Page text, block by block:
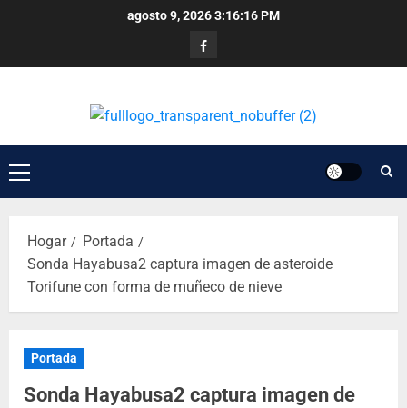
agosto 9, 20263:16:16 PM
Hogar
Portada
Sonda Hayabusa2 captura imagen de asteroide
Torifune con forma de muñeco de nieve
Portada
Sonda Hayabusa2 captura imagen de